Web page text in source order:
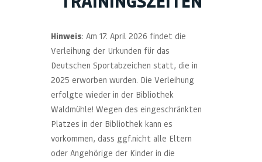
Hinweis: Am 17. April 2026 findet die
Verleihung der Urkunden für das
Deutschen Sportabzeichen statt, die in
2025 erworben wurden. Die Verleihung
erfolgte wieder in der Bibliothek
Waldmühle! Wegen des eingeschränkten
Platzes in der Bibliothek kann es
vorkommen, dass ggf.nicht alle Eltern
oder Angehörige der Kinder in die